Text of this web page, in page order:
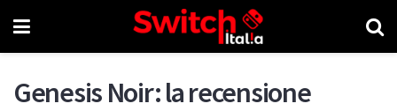
Genesis Noir: la recensione